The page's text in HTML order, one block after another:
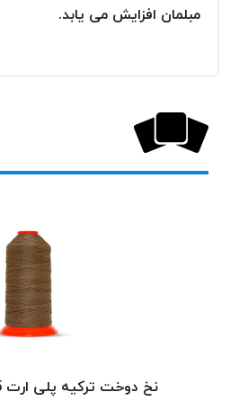
دوک
پایین
OMEGA
VENTO
نسوز
مبلمان افزایش می یابد.
نخ دوخت ترکیه پلی ارت 1575 POLYART